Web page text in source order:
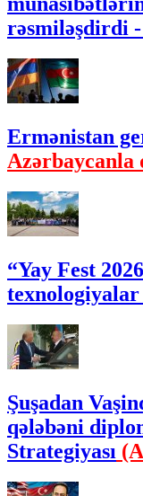
rəsmiləşdirdi -
Ermənistan
Azərbaycanla
“Yay Fest
Şuşadan
qələbəni
Strategiyası